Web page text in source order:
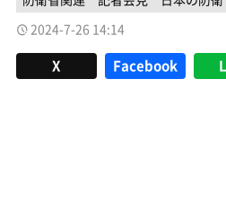
2024-7-26 14:14
X Facebook